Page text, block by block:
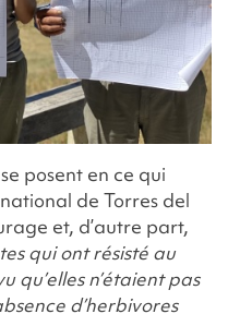
posent en ce qui
de Torres del
et, d’autre part,
qui ont résisté au
qu’elles n’étaient pas
d’herbivores